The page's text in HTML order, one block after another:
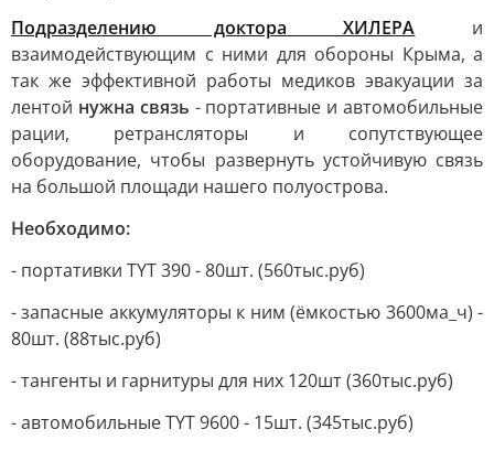
Подразделению доктора ХИЛЕРА и
взаимодействующим с ними для обороны Крыма, а
так же эффективной работы медиков эвакуации за
лентой нужна связь - портативные и автомобильные
рации, ретрансляторы и сопутствующее
оборудование, чтобы развернуть устойчивую связь
на большой площади нашего полуострова.
Необходимо:
- портативки TYT 390 - 80шт. (560тыс.руб)
- запасные аккумуляторы к ним (ёмкостью 3600ма_ч) -
80шт. (88тыс.руб)
- тангенты и гарнитуры для них 120шт (360тыс.руб)
- автомобильные TYT 9600 - 15шт. (345тыс.руб)